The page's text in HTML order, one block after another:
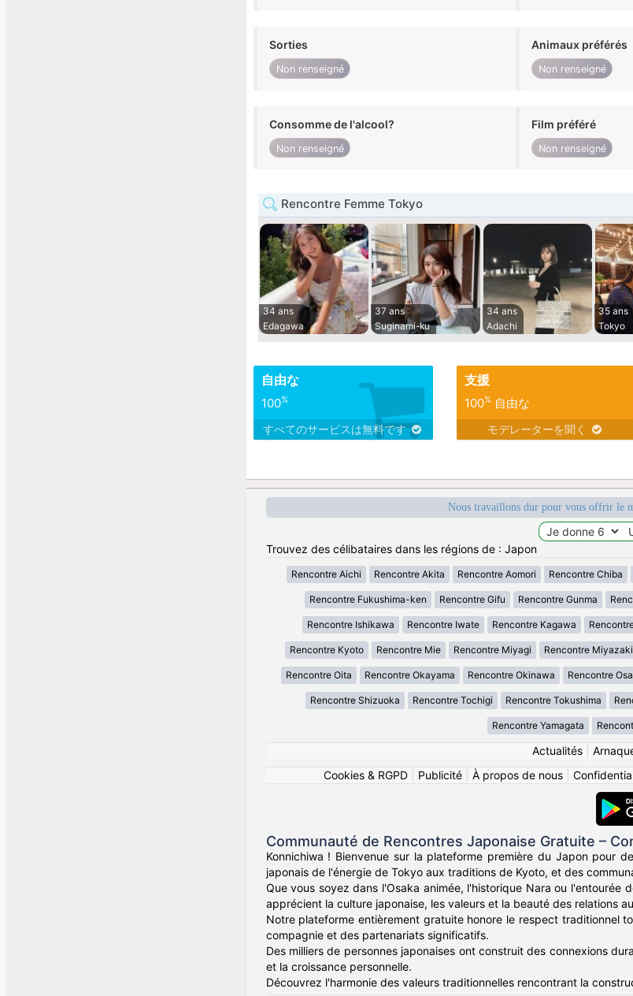
Sorties
Non renseigné
Animaux préférés
Non renseigné
Consomme de l'alcool?
Non renseigné
Film préféré
Non renseigné
Rencontre Femme Tokyo
34 ans
Edagawa
37 ans
Suginami-ku
34 ans
Adachi
35 ans
Tokyo
自由な
100%
すべてのサービスは無料です
支援
100%自由な
モデレーターを聞く
Nous travaillons dur pour vous offrir le
Trouvez des célibataires dans les régions de : Japon
Rencontre Aichi Rencontre Akita Rencontre Aomori Rencontre Chiba
Rencontre Fukushima-ken Rencontre Gifu Rencontre Gunma
Rencontre Ishikawa Rencontre Iwate Rencontre Kagawa
Rencontre Kyoto Rencontre Mie Rencontre Miyagi Rencontre Miyazaki
Rencontre Oita Rencontre Okayama Rencontre Okinawa Rencontre
Rencontre Shizuoka Rencontre Tochigi Rencontre Tokushima
Rencontre Yamagata
Actualités|
Cookies & RGPD| Publicité| À propos de nous|
Communauté de Rencontres Japonaise Gratuite –
Konnichiwa ! Bienvenue sur la plateforme première du Japon pour
japonais de l'énergie de Tokyo aux traditions de Kyoto, et des
Que vous soyez dans l'Osaka animée, l'historique Nara ou
apprécient la culture japonaise, les valeurs et la beauté des relations
Notre plateforme entièrement gratuite honore le respect traditionnel
compagnie et des partenariats significatifs.
Des milliers de personnes japonaises ont construit des connexions
et la croissance personnelle.
Découvrez l'harmonie des valeurs traditionnelles rencontrant la